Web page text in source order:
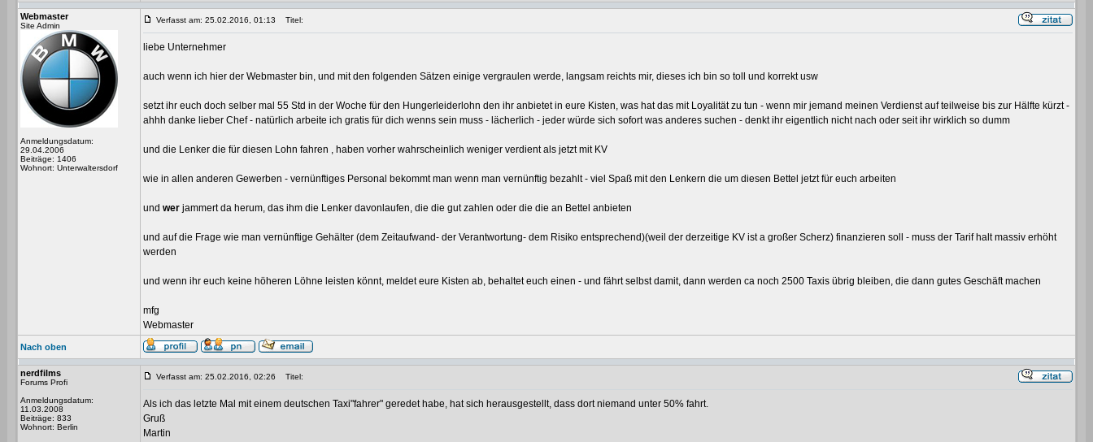
Webmaster
Site Admin
Anmeldungsdatum:
29.04.2006
Beiträge: 1406
Wohnort: Unterwaltersdorf
Verfasst am: 25.02.2016, 01:13 Titel:
liebe Unternehmer
auch wenn ich hier der Webmaster bin, und mit den folgenden Sätzen einige vergraulen werde, langsam reichts mir, dieses ich bin so toll und korrekt usw
setzt ihr euch doch selber mal 55 Std in der Woche für den Hungerleiderlohn den ihr anbietet in eure Kisten, was hat das mit Loyalität zu tun - wenn mir jemand meinen Verdienst auf teilweise bis zur Hälfte kürzt -
ahhh danke lieber Chef - natürlich arbeite ich gratis für dich wenns sein muss - lächerlich - jeder würde sich sofort was anderes suchen - denkt ihr eigentlich nicht nach oder seit ihr wirklich so dumm
und die Lenker die für diesen Lohn fahren , haben vorher wahrscheinlich weniger verdient als jetzt mit KV
wie in allen anderen Gewerben - vernünftiges Personal bekommt man wenn man vernünftig bezahlt - viel Spaß mit den Lenkern die um diesen Bettel jetzt für euch arbeiten
und wer jammert da herum, das ihm die Lenker davonlaufen, die die gut zahlen oder die die an Bettel anbieten
und auf die Frage wie man vernünftige Gehälter (dem Zeitaufwand- der Verantwortung- dem Risiko entsprechend)(weil der derzeitige KV ist a großer Scherz) finanzieren soll - muss der Tarif halt massiv erhöht
werden
und wenn ihr euch keine höheren Löhne leisten könnt, meldet eure Kisten ab, behaltet euch einen - und fährt selbst damit, dann werden ca noch 2500 Taxis übrig bleiben, die dann gutes Geschäft machen
mfg
Webmaster
Nach oben
nerdfilms
Forums Profi
Anmeldungsdatum:
11.03.2008
Beiträge: 833
Wohnort: Berlin
Verfasst am: 25.02.2016, 02:26 Titel:
Als ich das letzte Mal mit einem deutschen Taxi"fahrer" geredet habe, hat sich herausgestellt, dass dort niemand unter 50% fahrt.
Gruß
Martin